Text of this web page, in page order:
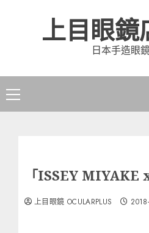
上目眼鏡
日本手造眼
Primary
Menu
「ISSEY MIYAKE
上目眼鏡 OCULARPLUS